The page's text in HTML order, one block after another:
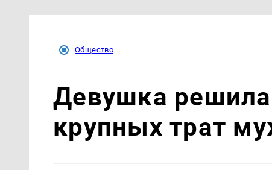
Общество
Девушка решила
крупных трат